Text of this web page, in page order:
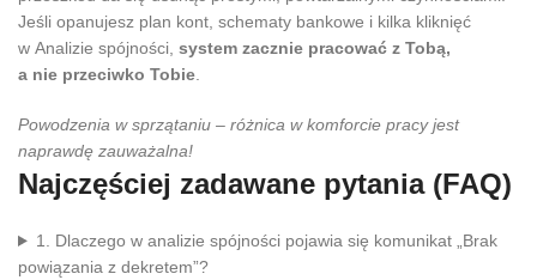
Jeśli opanujesz plan kont, schematy bankowe i kilka kliknięć
w Analizie spójności, system zacznie pracować z Tobą,
a nie przeciwko Tobie
Powodzenia w sprzątaniu – różnica w komforcie pracy jest
naprawdę zauważalna!
Najczęściej zadawane pytania (FAQ)
1. Dlaczego w analizie spójności pojawia się komunikat „Brak
powiązania z dekretem”?